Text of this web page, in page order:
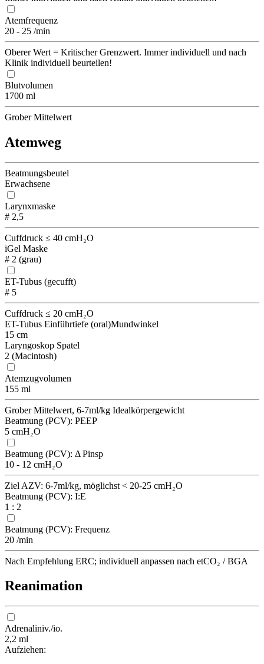
Atemfrequenz
20 - 25 /min
Oberer Wert = Kritischer Grenzwert. Immer individuell und nach
Klinik individuell beurteilen!
Blutvolumen
1700 ml
Grober Mittelwert
Atemweg
Beatmungsbeutel
Erwachsene
Larynxmaske
# 2,5
Cuffdruck ≤ 40 cmH₂O
iGel Maske
# 2 (grau)
ET-Tubus (gecufft)
# 5
Cuffdruck ≤ 20 cmH₂O
ET-Tubus Einführtiefe (oral)Mundwinkel
15 cm
Laryngoskop Spatel
2 (Macintosh)
Atemzugvolumen
155 ml
Grober Mittelwert, 6-7ml/kg Idealkörpergewicht
Beatmung (PCV): PEEP
5 cmH₂O
Beatmung (PCV): Δ Pinsp
10 - 12 cmH₂O
Ziel AZV: 6-7ml/kg, möglichst < 20-25 cmH₂O
Beatmung (PCV): I:E
1 : 2
Beatmung (PCV): Frequenz
20 /min
Nach Empfehlung ERC; individuell anpassen nach etCO₂ / BGA
Reanimation
Adrenaliniv./io.
2,2 ml
Aufziehen: